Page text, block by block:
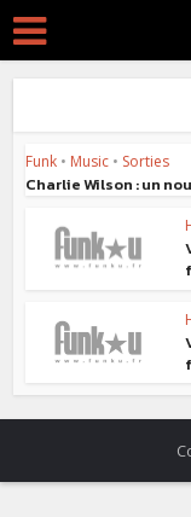
Funk • Music • Sorties
Charlie Wilson : un